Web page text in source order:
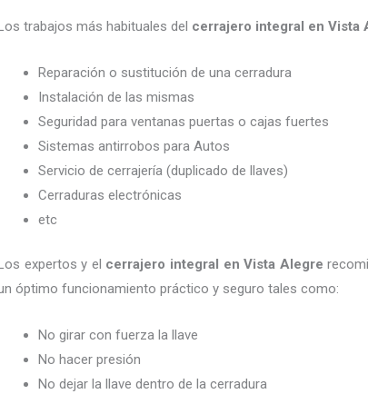
trabajos más habituales del cerrajero integral en Vista
Reparación o sustitución de una cerradura
Instalación de las mismas
Seguridad para ventanas puertas o cajas fuertes
Sistemas antirrobos para Autos
Servicio de cerrajería (duplicado de llaves)
Cerraduras electrónicas
etc
expertos y el cerrajero integral en Vista Alegre
óptimo funcionamiento práctico y seguro tales como:
No girar con fuerza la llave
No hacer presión
No dejar la llave dentro de la cerradura